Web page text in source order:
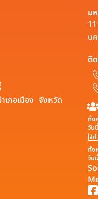
เภอเมือง จังหวัด
ม
น
ติ
ทั้ง
วัน
ทั้ง
วัน